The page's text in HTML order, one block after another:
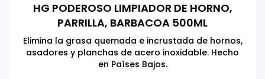
HG PODEROSO LIMPIADOR DE HORNO,
PARRILLA, BARBACOA 500ML
Elimina la grasa quemada e incrustada de hornos,
asadores y planchas de acero inoxidable. Hecho
en Países Bajos.